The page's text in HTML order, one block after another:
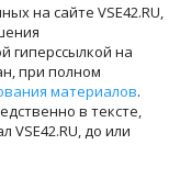
на сайте VSE42.RU,
гиперссылкой на
при полном
материалов.
в тексте,
до или